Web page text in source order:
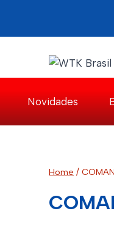
o
Novidades
Home /